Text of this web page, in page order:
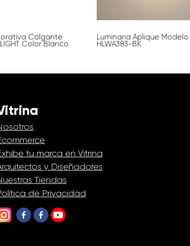
Colgante
Color Blanco
Luminaria Aplique Modelo
HLWA383-BK
tu marca en Vitrina
y Diseñadores
Tiendas
de Privacidad